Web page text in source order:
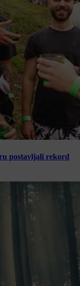
postavljali rekord